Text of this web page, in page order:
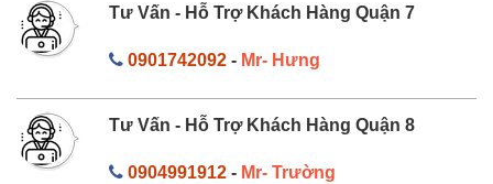
Tư Vấn - Hỗ Trợ Khách Hàng Quận 7
0901742092- Mr- Hưng
Tư Vấn - Hỗ Trợ Khách Hàng Quận 8
0904991912- Mr- Trường